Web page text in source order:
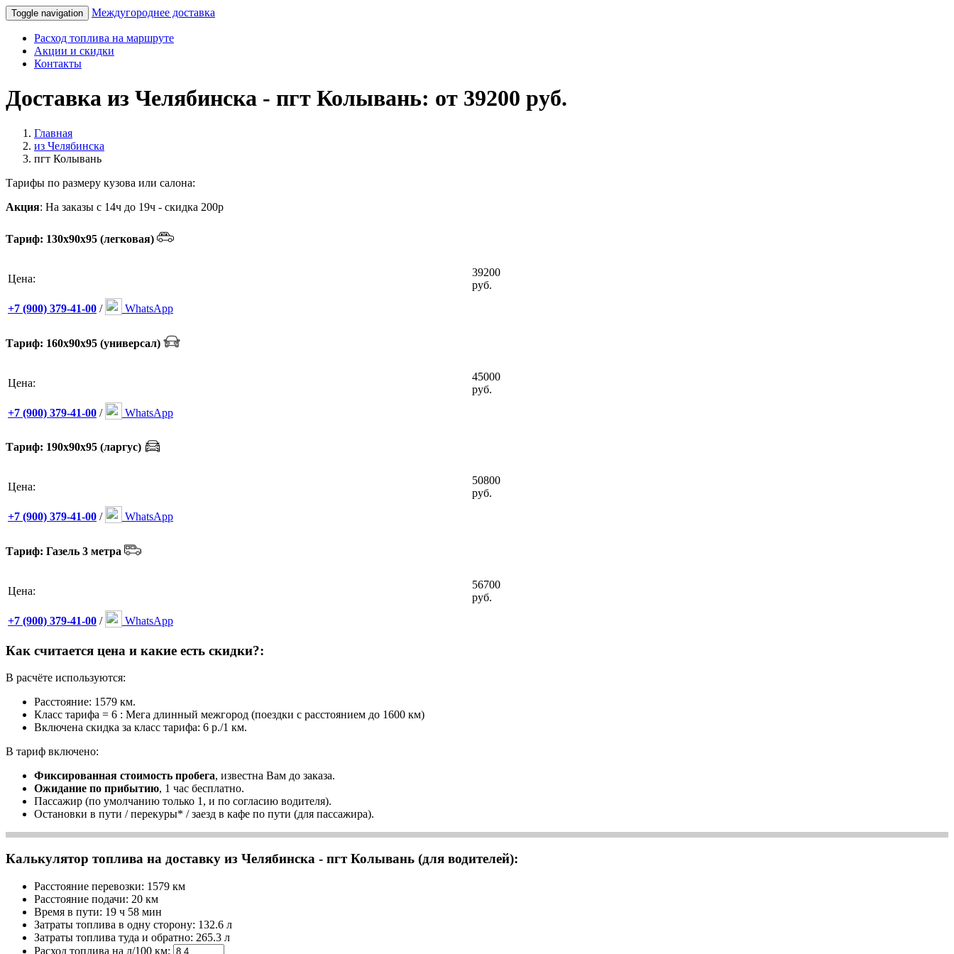
Toggle navigation Междугороднее доставка
Расход топлива на маршруте
Акции и скидки
Контакты
Доставка из Челябинска - пгт Колывань: от 39200 руб.
Главная
из Челябинска
пгт Колывань
Тарифы по размеру кузова или салона:
Акция: На заказы с 14ч до 19ч - скидка 200р
Тариф: 130х90х95 (легковая)
Цена:
39200
руб.
+7 (900) 379-41-00 / WhatsApp
Тариф: 160х90х95 (универсал)
Цена:
45000
руб.
+7 (900) 379-41-00 / WhatsApp
Тариф: 190х90х95 (ларгус)
Цена:
50800
руб.
+7 (900) 379-41-00 / WhatsApp
Тариф: Газель 3 метра
Цена:
56700
руб.
+7 (900) 379-41-00 / WhatsApp
Как считается цена и какие есть скидки?:
В расчёте используются:
Расстояние: 1579 км.
Класс тарифа = 6 : Мега длинный межгород (поездки с расстоянием до 1600 км)
Включена скидка за класс тарифа: 6 р./1 км.
В тариф включено:
Фиксированная стоимость пробега, известна Вам до заказа.
Ожидание по прибытию, 1 час бесплатно.
Пассажир (по умолчанию только 1, и по согласию водителя).
Остановки в пути / перекуры* / заезд в кафе по пути (для пассажира).
Калькулятор топлива на доставку из Челябинска - пгт Колывань (для водителей):
Расстояние перевозки: 1579 км
Расстояние подачи: 20 км
Время в пути: 19 ч 58 мин
Затраты топлива в одну сторону: 132.6 л
Затраты топлива туда и обратно: 265.3 л
Расход топлива на л/100 км: